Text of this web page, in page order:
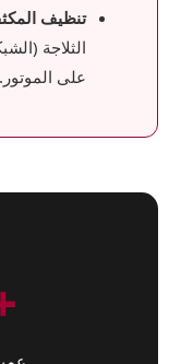
تنظيف
على الموتور.